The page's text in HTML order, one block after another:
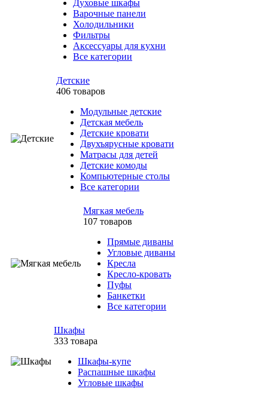
Духовые шкафы
Варочные панели
Холодильники
Фильтры
Аксессуары для кухни
Все категории
Детские
406 товаров
Модульные детские
Детская мебель
Детские кровати
Двухъярусные кровати
Матрасы для детей
Детские комоды
Компьютерные столы
Все категории
Мягкая мебель
107 товаров
Прямые диваны
Угловые диваны
Кресла
Кресло-кровать
Пуфы
Банкетки
Все категории
Шкафы
333 товара
Шкафы-купе
Распашные шкафы
Угловые шкафы